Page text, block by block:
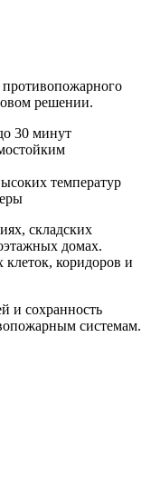
противопожарного
решении.
30 минут
температур
складских
домах.
клеток, коридоров и
и сохранность
системам.